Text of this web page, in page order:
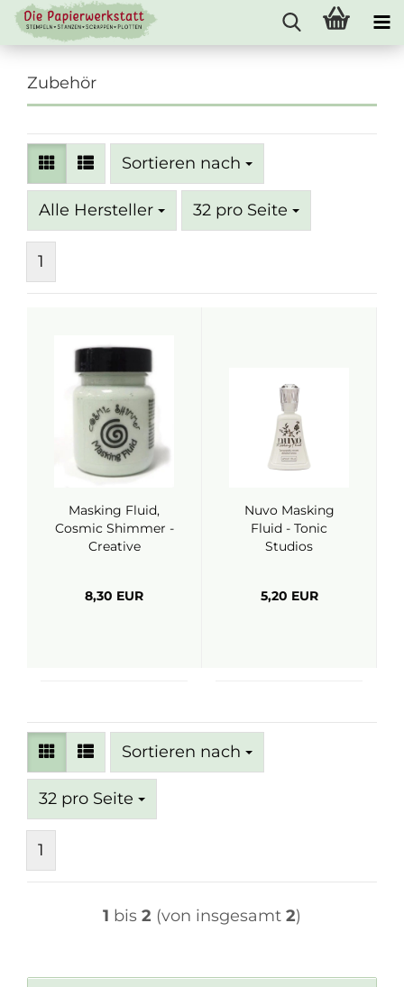
Zubehör
Sortieren nach
Sortieren nach
Alle Hersteller 32 pro Seite
pro Seite
1
Masking Fluid,
Cosmic Shimmer -
Creative
8,30 EUR
Nuvo Masking
Fluid - Tonic
Studios
5,20 EUR
Sortieren nach
Sortieren nach
32 pro Seite
pro Seite
1
1 bis 2 (von insgesamt 2)